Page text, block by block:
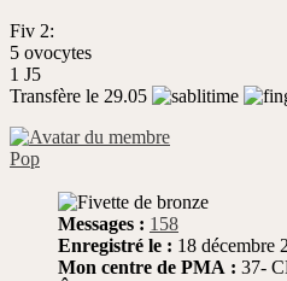
Fiv 2:
5 ovocytes
1 J5
Transfère le 29.05
Pop
Messages : 158
Enregistré le : 18 décembre
Mon centre de PMA : 37-